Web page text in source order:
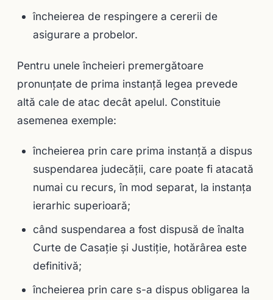
încheierea de respingere a cererii de
asigurare a probelor.
Pentru unele încheieri premergătoare
pronunţate de prima instanţă legea prevede
altă cale de atac decât apelul. Constituie
asemenea exemple:
încheierea prin care prima instanţă a dispus
suspendarea judecăţii, care poate fi atacată
numai cu recurs, în mod separat, la instanţa
ierarhic superioară;
când suspendarea a fost dispusă de înalta
Curte de Casaţie şi Justiţie, hotărârea este
definitivă;
încheierea prin care s-a dispus obligarea la